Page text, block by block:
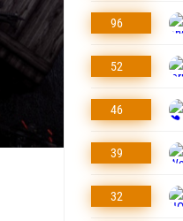
96
52
46
39
32